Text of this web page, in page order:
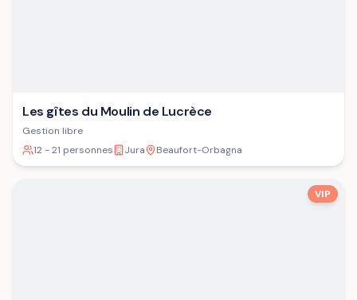
Les gîtes du Moulin de Lucrèce
Gestion libre
12 - 21 personnes
Jura Beaufort-Orbagna
VIP